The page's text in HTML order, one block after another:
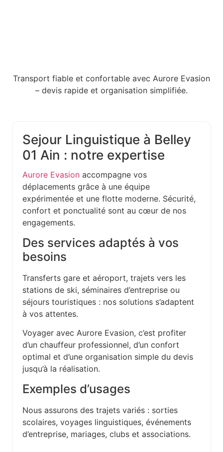
Transport fiable et confortable avec Aurore Evasion
– devis rapide et organisation simplifiée.
Sejour Linguistique à Belley
01 Ain : notre expertise
Aurore Evasion accompagne vos
déplacements grâce à une équipe
expérimentée et une flotte moderne. Sécurité,
confort et ponctualité sont au cœur de nos
engagements.
Des services adaptés à vos
besoins
Transferts gare et aéroport, trajets vers les
stations de ski, séminaires d’entreprise ou
séjours touristiques : nos solutions s’adaptent
à vos attentes.
Voyager avec Aurore Evasion, c’est profiter
d’un chauffeur professionnel, d’un confort
optimal et d’une organisation simple du devis
jusqu’à la réalisation.
Exemples d’usages
Nous assurons des trajets variés : sorties
scolaires, voyages linguistiques, événements
d’entreprise, mariages, clubs et associations.